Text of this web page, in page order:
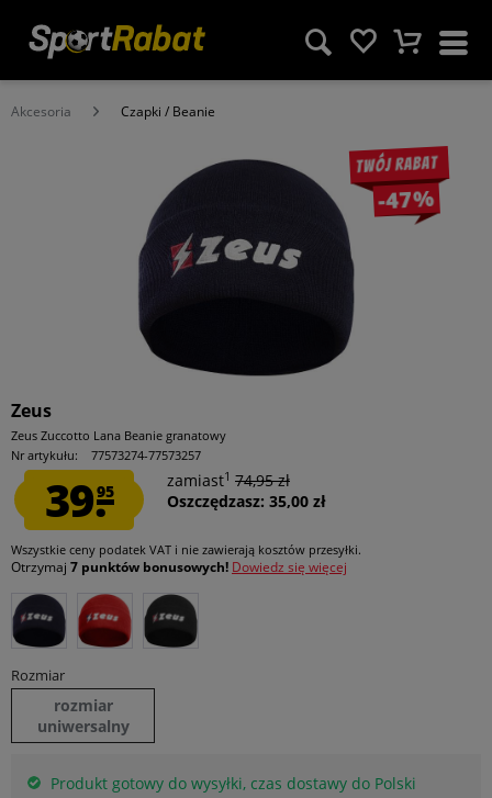
Akcesoria Czapki / Beanie
Twój rabat
-47%
Zeus
Zeus Zuccotto Lana Beanie granatowy
Nr artykułu:
77573274-77573257
39.95
zamiast1 74,95 zł
Oszczędzasz: 35,00 zł
Wszystkie ceny podatek VAT i nie zawierają kosztów przesyłki.
Otrzymaj 7 punktów bonusowych! Dowiedz się więcej
Rozmiar
rozmiar
uniwersalny
Produkt gotowy do wysyłki, czas dostawy do Polski